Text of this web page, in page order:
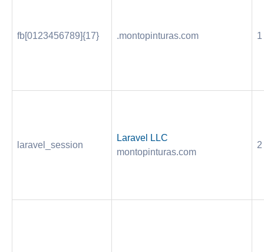
fb[0123456789]{17} .montopinturas.com
laravel_session
Laravel LLC
montopinturas.com